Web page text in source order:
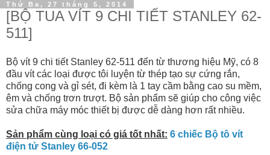
Thứ Ba, 27 tháng 5, 2014
[BỘ TUA VÍT 9 CHI TIẾT STANLEY 62-
511]
Bộ vít 9 chi tiết Stanley 62-511 đến từ thương hiệu Mỹ, có 8
đầu vít các loại được tôi luyện từ thép tạo sự cứng rắn,
chống cong và gỉ sét, đi kèm là 1 tay cầm bằng cao su mềm,
êm và chống trơn trượt. Bộ sản phẩm sẽ giúp cho công việc
sửa chữa máy móc thiết bị được dễ dàng hơn rất nhiều.
Sản phẩm cùng loại có giá tốt nhất: 6 chiếc Bộ tô vít
điện tử Stanley 66-052